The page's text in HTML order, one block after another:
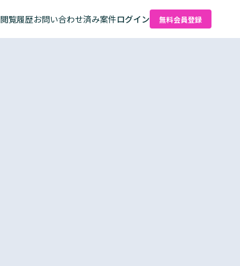
閲覧履歴お問い合わせ済み案件ログイン 無料会員登録